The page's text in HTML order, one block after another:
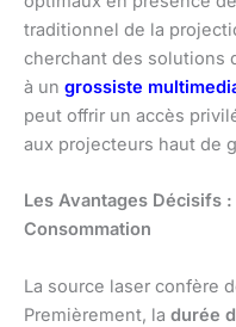
traditionnel de la
cherchant des solutions
à un grossiste
peut offrir un accès
aux projecteurs haut de
Les Avantages Décisifs
Consommation
La source laser confère
Premièrement, la durée